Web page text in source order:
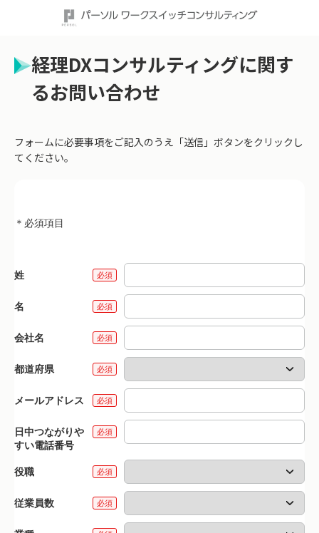
経理DXコンサルティングに関す
るお問い合わせ
フォームに必要事項をご記入のうえ「送信」ボタンをクリックし
てください。